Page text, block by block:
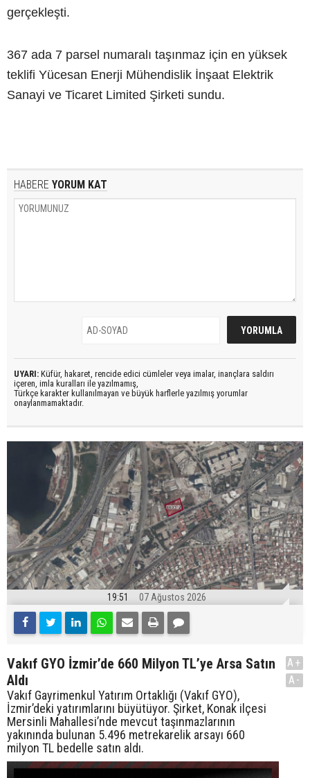
gerçekleşti.
367 ada 7 parsel numaralı taşınmaz için en yüksek
teklifi Yücesan Enerji Mühendislik İnşaat Elektrik
Sanayi ve Ticaret Limited Şirketi sundu.
HABERE YORUM KAT
UYARI: Küfür, hakaret, rencide edici cümleler veya imalar, inançlara saldırı
içeren, imla kuralları ile yazılmamış,
Türkçe karakter kullanılmayan ve büyük harflerle yazılmış yorumlar
onaylanmamaktadır.
19:51 07 Ağustos 2026
Vakıf GYO İzmir’de 660 Milyon TL’ye Arsa Satın
Aldı
Vakıf Gayrimenkul Yatırım Ortaklığı (Vakıf GYO),
İzmir’deki yatırımlarını büyütüyor. Şirket, Konak ilçesi
Mersinli Mahallesi’nde mevcut taşınmazlarının
yakınında bulunan 5.496 metrekarelik arsayı 660
milyon TL bedelle satın aldı.
A+
A-